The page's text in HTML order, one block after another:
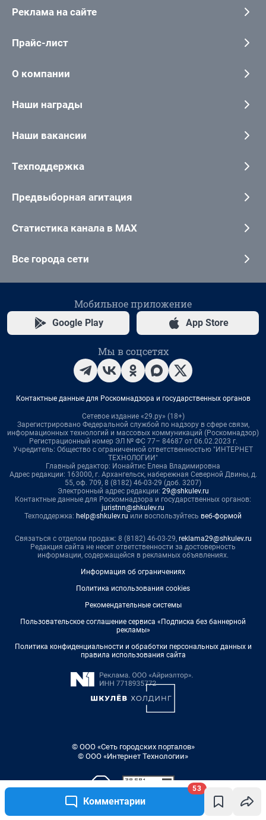
Комментарии
53
Реклама на сайте
Прайс-лист
О компании
Наши награды
Наши вакансии
Техподдержка
Предвыборная агитация
Статистика канала в MAX
Все города сети
Мобильное приложение
Google Play App Store
Мы в соцсетях
Контактные данные для Роскомнадзора и государственных органов
Сетевое издание «29.ру» (18+)
Зарегистрировано Федеральной службой по надзору в сфере связи,
информационных технологий и массовых коммуникаций (Роскомнадзор)
Регистрационный номер ЭЛ № ФС 77– 84687 от 06.02.2023 г.
Учредитель: Общество с ограниченной ответственностью "ИНТЕРНЕТ
ТЕХНОЛОГИИ"
Главный редактор: Ионайтис Елена Владимировна
Адрес редакции: 163000, г. Архангельск, набережная Северной Двины, д.
55, оф. 709, 8 (8182) 46-03-29 (доб. 3207)
Электронный адрес редакции: 29@shkulev.ru
Контактные данные для Роскомнадзора и государственных органов:
juristnn@shkulev.ru
Техподдержка: help@shkulev.ru или воспользуйтесь веб-формой
Связаться с отделом продаж: 8 (8182) 46-03-29, reklama29@shkulev.ru
Редакция сайта не несет ответственности за достоверность
информации, содержащейся в рекламных объявлениях.
Информация об ограничениях
Политика использования cookies
Рекомендательные системы
Пользовательское соглашение сервиса «Подписка без баннерной
рекламы»
Политика конфиденциальности и обработки персональных данных и
правила использования сайта
© ООО «Сеть городских порталов»
© ООО «Интернет Технологии»